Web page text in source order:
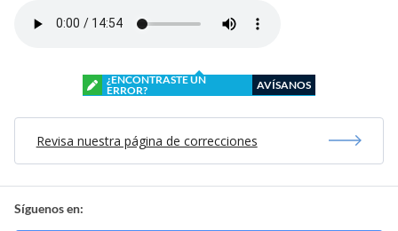
¿ENCONTRASTE UN
ERROR?
AVÍSANOS
Revisa nuestra página de correcciones
Síguenos en: